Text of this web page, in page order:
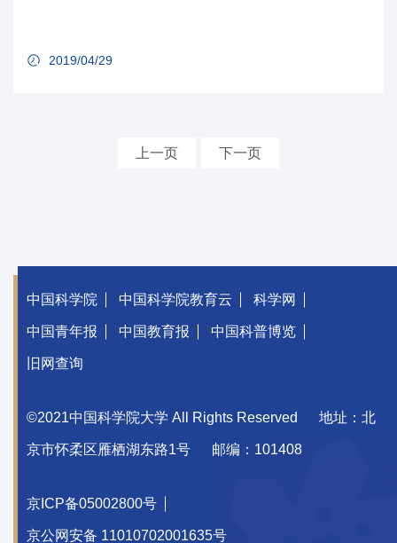
2019/04/29
上一页 下一页
中国科学院 中国科学院教育云 科学网
中国青年报 中国教育报 中国科普博览
旧网查询
©2021中国科学院大学 All Rights Reserved 地址：北
京市怀柔区雁栖湖东路1号 邮编：101408
京ICP备05002800号
京公网安备 11010702001635号